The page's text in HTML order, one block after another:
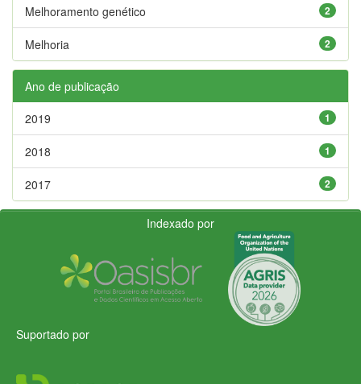
2
Melhoramento genético
2
Melhoria
Ano de publicação
1
2019
1
2018
2
2017
Indexado por
Suportado por